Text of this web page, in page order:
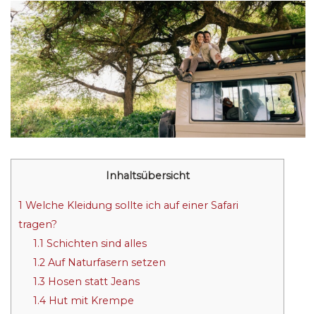
Inhaltsübersicht
1 Welche Kleidung sollte ich auf einer Safari
tragen?
1.1 Schichten sind alles
1.2 Auf Naturfasern setzen
1.3 Hosen statt Jeans
1.4 Hut mit Krempe